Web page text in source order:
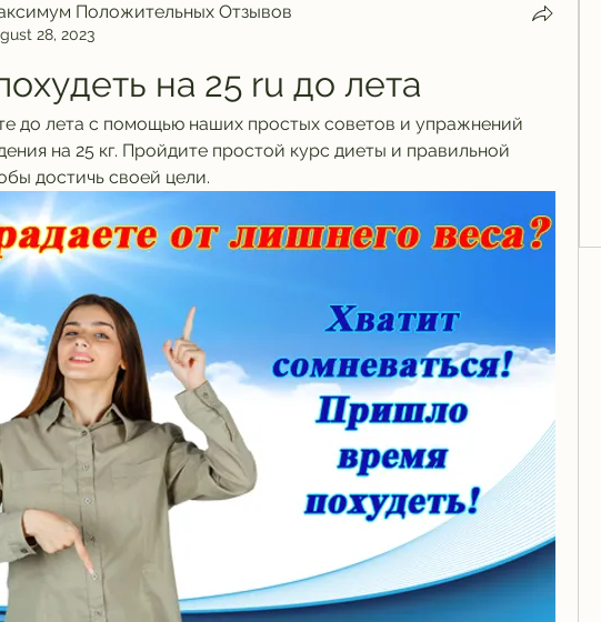
Положительных Отзывов
28, 2023
на 25 ru до лета
до лета с помощью наших простых советов и упражнений
на 25 кг. Пройдите простой курс диеты и правильной
достичь своей цели.